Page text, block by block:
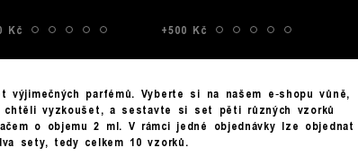
Kč +500 Kč
výjimečných parfémů. Vyberte si na našem e‑shopu vůně,
chtěli vyzkoušet, a sestavte si set pěti různých vzorků
o objemu 2 ml. V rámci jedné objednávky lze objednat
sety, tedy celkem 10 vzorků.